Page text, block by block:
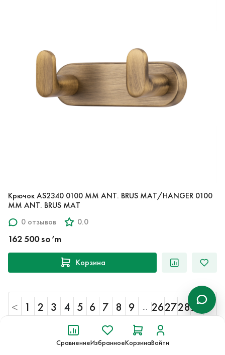
СравнениеИзбранноеКорзинаВойти
Крючок AS2340 0100 MM ANT. BRUS MAT/HANGER 0100
MM ANT. BRUS MAT
0 отзывов
0.0
162 500 so‘m
Корзина
< 1 2 3 4 5 6 7 8 9 ... 26272829 >